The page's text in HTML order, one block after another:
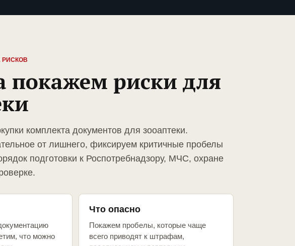
РИСКОВ
покажем риски для
комплекта документов для зооаптеки.
от лишнего, фиксируем критичные пробелы
подготовки к Роспотребнадзору, МЧС, охране
что можно
Что опасно
Покажем пробелы, которые чаще
всего приводят к штрафам,